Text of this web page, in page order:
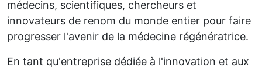
médecins, scientifiques, chercheurs et
innovateurs de renom du monde entier pour faire
progresser l'avenir de la médecine régénératrice.
En tant qu'entreprise dédiée à l'innovation et aux